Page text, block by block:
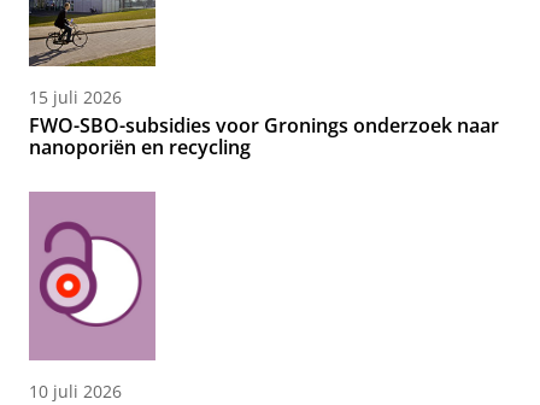
15 juli 2026
FWO-SBO-subsidies voor Gronings onderzoek naar
nanoporiën en recycling
10 juli 2026